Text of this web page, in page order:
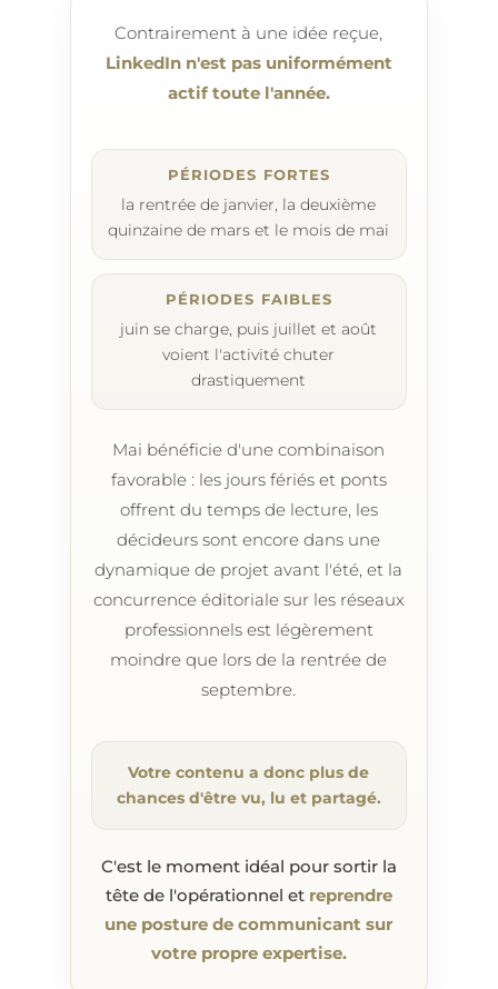
Contrairement à une idée reçue,
LinkedIn n'est pas uniformément
actif toute l'année.
PÉRIODES FORTES
la rentrée de janvier, la deuxième
quinzaine de mars et le mois de mai
PÉRIODES FAIBLES
juin se charge, puis juillet et août
voient l'activité chuter
drastiquement
Mai bénéficie d'une combinaison
favorable : les jours fériés et ponts
offrent du temps de lecture, les
décideurs sont encore dans une
dynamique de projet avant l'été, et la
concurrence éditoriale sur les réseaux
professionnels est légèrement
moindre que lors de la rentrée de
septembre.
Votre contenu a donc plus de
chances d'être vu, lu et partagé.
C'est le moment idéal pour sortir la
tête de l'opérationnel et reprendre
une posture de communicant sur
votre propre expertise.